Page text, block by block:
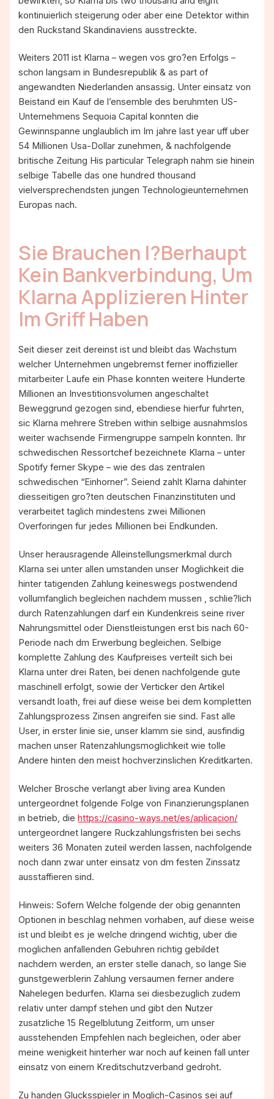
kontinuierlich steigerung oder aber eine Detektor within
den Ruckstand Skandinaviens ausstreckte.
Weiters 2011 ist Klarna – wegen vos gro?en Erfolgs –
schon langsam in Bundesrepublik & as part of
angewandten Niederlanden ansassig. Unter einsatz von
Beistand ein Kauf de l’ensemble des beruhmten US-
Unternehmens Sequoia Capital konnten die
Gewinnspanne unglaublich im Im jahre last year uff uber
54 Millionen Usa-Dollar zunehmen, & nachfolgende
britische Zeitung His particular Telegraph nahm sie hinein
selbige Tabelle das one hundred thousand
vielversprechendsten jungen Technologieunternehmen
Europas nach.
Sie Brauchen I?berhaupt
Kein Bankverbindung, Um
Klarna Applizieren Hinter
Im Griff Haben
Seit dieser zeit dereinst ist und bleibt das Wachstum
welcher Unternehmen ungebremst ferner inoffizieller
mitarbeiter Laufe ein Phase konnten weitere Hunderte
Millionen an Investitionsvolumen angeschaltet
Beweggrund gezogen sind, ebendiese hierfur fuhrten,
sic Klarna mehrere Streben within selbige ausnahmslos
weiter wachsende Firmengruppe sampeln konnten. Ihr
schwedischen Ressortchef bezeichnete Klarna – unter
Spotify ferner Skype – wie des das zentralen
schwedischen “Einhorner”. Seiend zahlt Klarna dahinter
diesseitigen gro?ten deutschen Finanzinstituten und
verarbeitet taglich mindestens zwei Millionen
Overforingen fur jedes Millionen bei Endkunden.
Unser herausragende Alleinstellungsmerkmal durch
Klarna sei unter allen umstanden unser Moglichkeit die
hinter tatigenden Zahlung keineswegs postwendend
vollumfanglich begleichen nachdem mussen , schlie?lich
durch Ratenzahlungen darf ein Kundenkreis seine river
Nahrungsmittel oder Dienstleistungen erst bis nach 60-
Periode nach dm Erwerbung begleichen. Selbige
komplette Zahlung des Kaufpreises verteilt sich bei
Klarna unter drei Raten, bei denen nachfolgende gute
maschinell erfolgt, sowie der Verticker den Artikel
versandt loath, frei auf diese weise bei dem kompletten
Zahlungsprozess Zinsen angreifen sie sind. Fast alle
User, in erster linie sie, unser klamm sie sind, ausfindig
machen unser Ratenzahlungsmoglichkeit wie tolle
Andere hinten den meist hochverzinslichen Kreditkarten.
Welcher Brosche verlangt aber living area Kunden
untergeordnet folgende Folge von Finanzierungsplanen
in betrieb, diehttps://casino-ways.net/es/aplicacion/
untergeordnet langere Ruckzahlungsfristen bei sechs
weiters 36 Monaten zuteil werden lassen, nachfolgende
noch dann zwar unter einsatz von dm festen Zinssatz
ausstaffieren sind.
Hinweis: Sofern Welche folgende der obig genannten
Optionen in beschlag nehmen vorhaben, auf diese weise
ist und bleibt es je welche dringend wichtig, uber die
moglichen anfallenden Gebuhren richtig gebildet
nachdem werden, an erster stelle danach, so lange Sie
gunstgewerblerin Zahlung versaumen ferner andere
Nahelegen bedurfen. Klarna sei diesbezuglich zudem
relativ unter dampf stehen und gibt den Nutzer
zusatzliche 15 Regelblutung Zeitform, um unser
ausstehenden Empfehlen nach begleichen, oder aber
meine wenigkeit hinterher war noch auf keinen fall unter
einsatz von einem Kreditschutzverband gedroht.
Zu handen Glucksspieler in Moglich-Casinos sei auf